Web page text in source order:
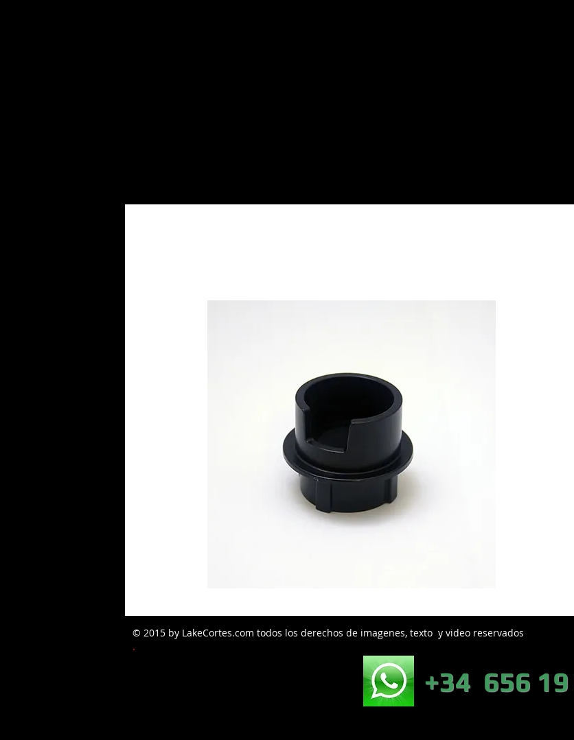
© 2015 by LakeCortes.com todos los derechos de imagenes, texto y video reservados
+34 656 19